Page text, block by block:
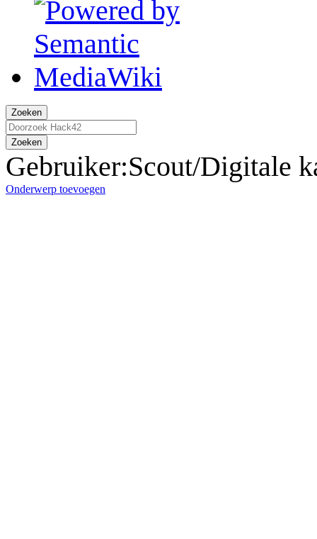
Zoeken
Zoeken
Gebruiker:Scout/Digitale
Onderwerp toevoegen